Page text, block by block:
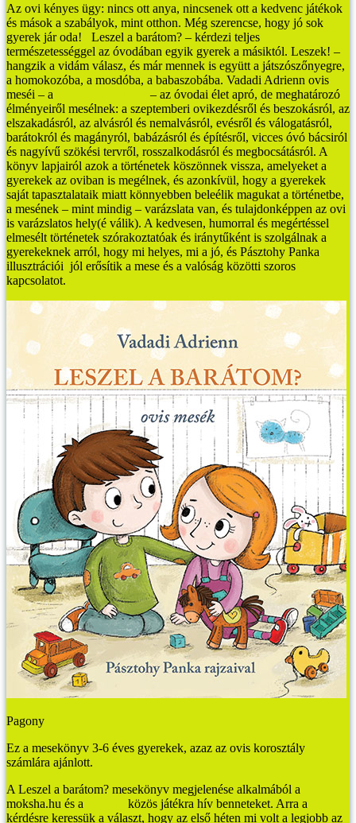
Az ovi kényes ügy: nincs ott anya, nincsenek ott a kedvenc játékok
és mások a szabályok, mint otthon. Még szerencse, hogy jó sok
gyerek jár oda!
Leszel a barátom? – kérdezi teljes
természetességgel az óvodában egyik gyerek a másiktól. Leszek! –
hangzik a vidám válasz, és már mennek is együtt a játszószőnyegre,
a homokozóba, a mosdóba, a babaszobába. Vadadi Adrienn ovis
meséi – a
– az óvodai élet apró, de meghatározó
élményeiről mesélnek: a szeptemberi ovikezdésről és beszokásról, az
elszakadásról, az alvásról és nemalvásról, evésről és válogatásról,
barátokról és magányról, babázásról és építésről, vicces óvó bácsiról
és nagyívű szökési tervről, rosszalkodásról és megbocsátásról. A
könyv lapjairól azok a történetek köszönnek vissza, amelyeket a
gyerekek az oviban is megélnek, és azonkívül, hogy a gyerekek
saját tapasztalataik miatt könnyebben beleélik magukat a történetbe,
a mesének – mint mindig – varázslata van, és tulajdonképpen az ovi
is varázslatos hely(é válik). A kedvesen, humorral és megértéssel
elmesélt történetek szórakoztatóak és iránytűként is szolgálnak a
gyerekeknek arról, hogy mi helyes, mi a jó, és Pásztohy Panka
illusztrációi jól erősítik a mese és a valóság közötti szoros
kapcsolatot.
Pagony
Ez a mesekönyv 3-6 éves gyerekek, azaz az ovis korosztály
számlára ajánlott.
A Leszel a barátom? mesekönyv megjelenése alkalmából a
moksha.hu és a
közös játékra hív benneteket. Arra a
kérdésre keressük a választ, hogy az első héten mi volt a legjobb az